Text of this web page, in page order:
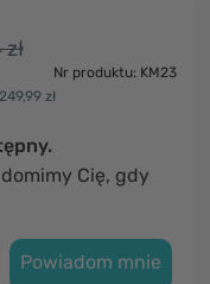
Nr produktu: KM23
zł
Cię, gdy
Powiadom mnie